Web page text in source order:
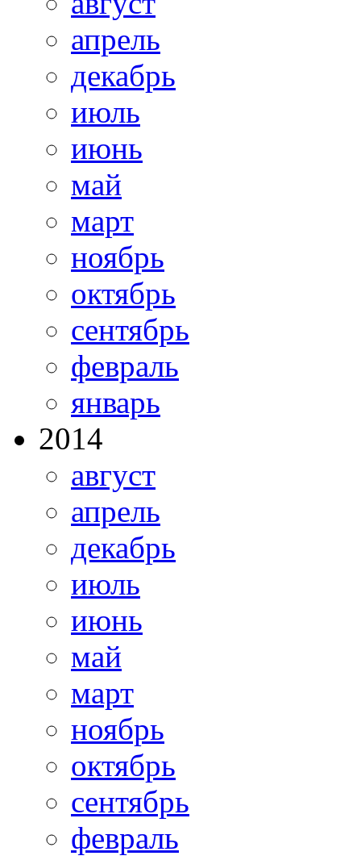
апрель
декабрь
июль
июнь
май
март
ноябрь
октябрь
сентябрь
февраль
январь
2014
август
апрель
декабрь
июль
июнь
май
март
ноябрь
октябрь
сентябрь
февраль